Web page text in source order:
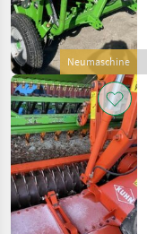
Neumaschine